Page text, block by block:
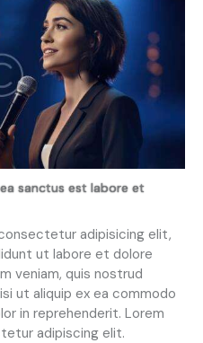
sanctus est labore et
adipisicing elit,
ut labore et dolore
veniam, quis nostrud
ut aliquip ex ea commodo
in reprehenderit. Lorem
adipiscing elit.